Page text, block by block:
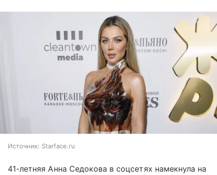
Источник: Starface.ru
41-летняя Анна Седокова в соцсетях намекнула на